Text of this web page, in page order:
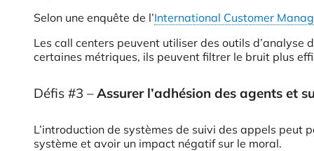
Selon une enquête de l’International Customer
Les call centers peuvent utiliser des outils d’analyse
certaines métriques, ils peuvent filtrer le bruit plus
Défis #3 –Assurer l’adhésion des agents et
L’introduction de systèmes de suivi des appels
système et avoir un impact négatif sur le moral.